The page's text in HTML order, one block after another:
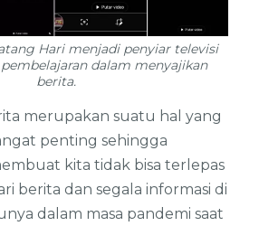
Hari menjadi penyiar televisi
dalam menyajikan
berita.
merupakan suatu hal yang
penting sehingga
kita tidak bisa terlepas
berita dan segala informasi di
dalam masa pandemi saat